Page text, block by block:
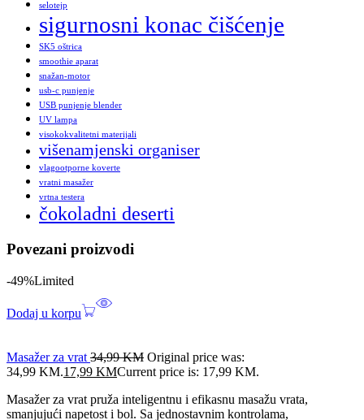
selotejp
sigurnosni konac čišćenje
SK5 oštrica
smoothie aparat
snažan-motor
usb-c punjenje
USB punjenje blender
UV lampa
visokokvalitetni materijali
višenamjenski organiser
vlagootporne koverte
vratni masažer
vrtna testera
čokoladni deserti
Povezani proizvodi
-49%Limited
Dodaj u korpu
Masažer za vrat 34,99KM Original price was:
34,99 KM.17,99 KMCurrent price is: 17,99 KM.
Masažer za vrat pruža inteligentnu i efikasnu masažu vrata,
smanjujući napetost i bol. Sa jednostavnim kontrolama,